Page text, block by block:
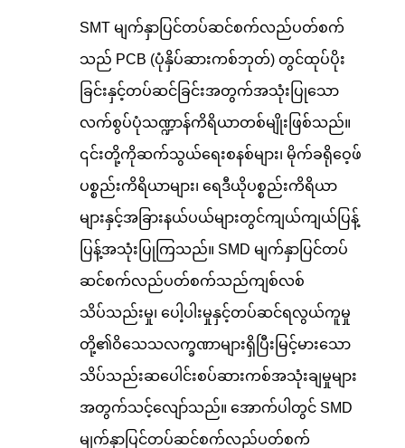
SMT မျက်နှာပြင်တပ်ဆင်စက်လည်ပတ်စက်
သည် PCB (ပုံနှိပ်ဆားကစ်ဘုတ်) တွင်ထုပ်ပိုး
ခြင်းနှင့်တပ်ဆင်ခြင်းအတွက်အသုံးပြုသော
လက်စွပ်ပုံသဏ္ဍာန်ကိရိယာတစ်မျိုးဖြစ်သည်။
၎င်းတို့ကိုဆက်သွယ်ရေးစနစ်များ၊ မိုက်ခရိုဝေ့ဖ်
ပစ္စည်းကိရိယာများ၊ ရေဒီယိုပစ္စည်းကိရိယာ
များနှင့်အခြားနယ်ပယ်များတွင်ကျယ်ကျယ်ပြန့်
ပြန့်အသုံးပြုကြသည်။ SMD မျက်နှာပြင်တပ်
ဆင်စက်လည်ပတ်စက်သည်ကျစ်လစ်
သိပ်သည်းမှု၊ ပေါ့ပါးမှုနှင့်တပ်ဆင်ရလွယ်ကူမှု
တို့၏ဝိသေသလက္ခဏာများရှိပြီးမြင့်မားသော
သိပ်သည်းဆပေါင်းစပ်ဆားကစ်အသုံးချမှုများ
အတွက်သင့်လျော်သည်။ အောက်ပါတွင် SMD
မျက်နှာပြင်တပ်ဆင်စက်လည်ပတ်စက်